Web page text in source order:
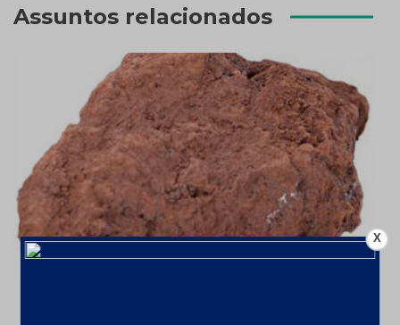
Assuntos relacionados
X